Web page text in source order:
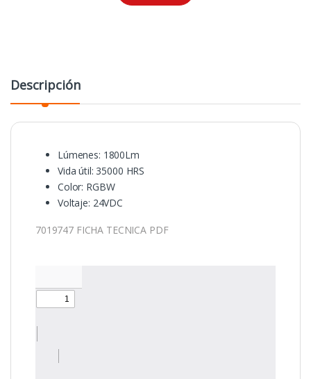
Descripción
Lúmenes: 1800Lm
Vida útil: 35000 HRS
Color: RGBW
Voltaje: 24VDC
7019747 FICHA TECNICA PDF